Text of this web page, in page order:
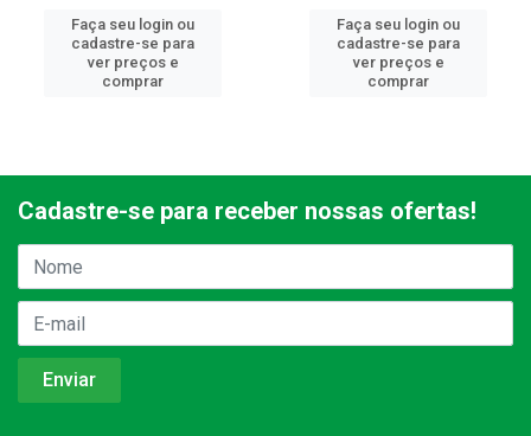
Faça seu login ou
cadastre-se para
ver preços e
comprar
Faça seu login ou
cadastre-se para
ver preços e
comprar
Cadastre-se para receber nossas ofertas!